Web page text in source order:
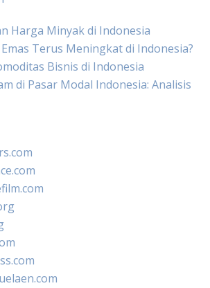
Harga Minyak di Indonesia
Terus Meningkat di Indonesia?
Bisnis di Indonesia
di Pasar Modal Indonesia: Analisis